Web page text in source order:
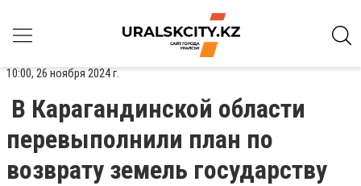
10:00, 26 ноября 2024 г.
В Карагандинской области
перевыполнили план по
возврату земель государству